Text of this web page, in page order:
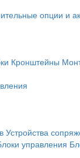
опции и
Кронштейны
Устройства
управления